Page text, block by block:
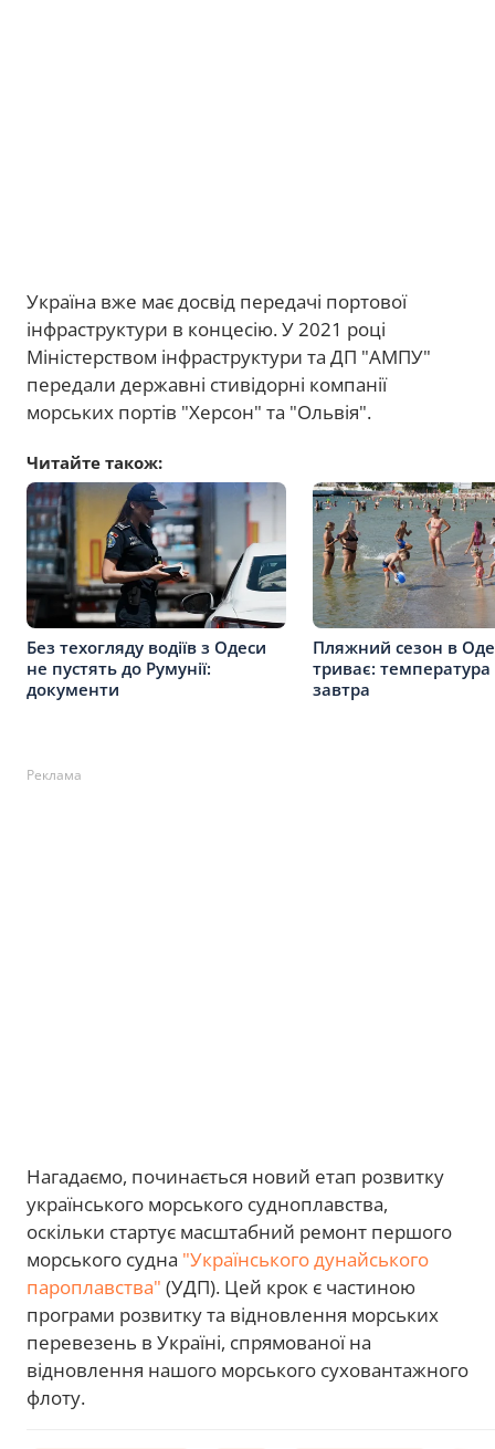
Україна вже має досвід передачі портової
інфраструктури в концесію. У 2021 році
Міністерством інфраструктури та ДП "АМПУ"
передали державні стивідорні компанії
морських портів "Херсон" та "Ольвія".
Читайте також:
Без техогляду водіїв з Одеси
не пустять до Румунії:
документи
Пляжний сезон в
триває:
завтра
Реклама
Нагадаємо, починається новий етап розвитку
українського морського судноплавства,
оскільки стартує масштабний ремонт першого
морського судна "Українського дунайського
пароплавства" (УДП). Цей крок є частиною
програми розвитку та відновлення морських
перевезень в Україні, спрямованої на
відновлення нашого морського суховантажного
флоту.